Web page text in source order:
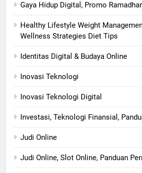
Gaya Hidup Digital, Promo
Healthy Lifestyle Weight
Wellness Strategies Diet Tips
Identitas Digital & Budaya Online
Inovasi Teknologi
Inovasi Teknologi Digital
Investasi, Teknologi Finansial,
Judi Online
Judi Online, Slot Online, Panduan